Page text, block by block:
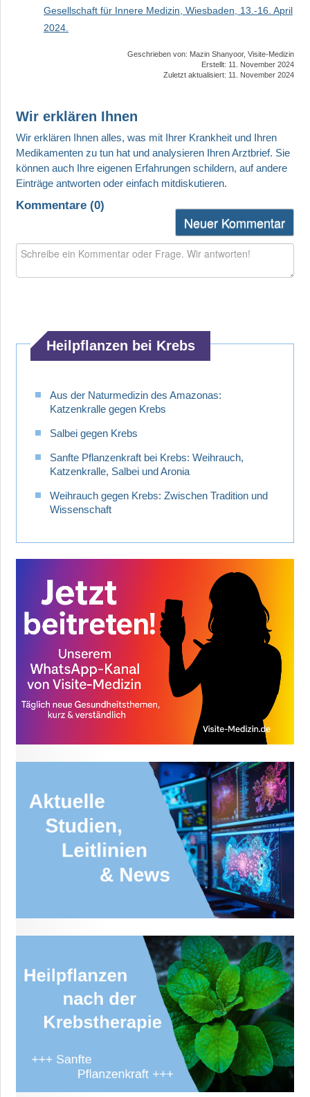
Gesellschaft für Innere Medizin, Wiesbaden, 13.-16. April
2024.
Geschrieben von: Mazin Shanyoor, Visite-Medizin
Erstellt: 11. November 2024
Zuletzt aktualisiert: 11. November 2024
Wir erklären Ihnen
Kommentare (0)
Neuer Kommentar
Heilpflanzen bei Krebs
Aus der Naturmedizin des Amazonas:
Katzenkralle gegen Krebs
Salbei gegen Krebs
Sanfte Pflanzenkraft bei Krebs: Weihrauch,
Katzenkralle, Salbei und Aronia
Weihrauch gegen Krebs: Zwischen Tradition und
Wissenschaft